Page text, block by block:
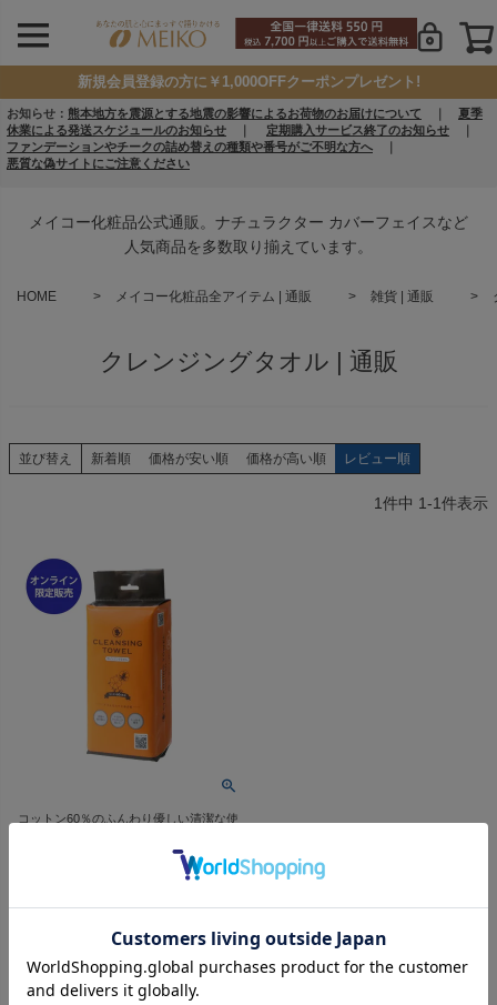
新規会員登録の方に￥1,000OFFクーポンプレゼント!
お知らせ： 熊本地方を震源とする地震の影響によるお荷物のお届けについて
夏季
休業による発送スケジュールのお知らせ
定期購入サービス終了のお知らせ
ファンデーションやチークの詰め替えの種類や番号がご不明な方へ
悪質な偽サイトにご注意ください
メイコー化粧品公式通販。ナチュラクター カバーフェイスなど
人気商品を多数取り揃えています。
HOME メイコー化粧品全アイテム | 通販 雑貨 | 通販
クレンジングタオル | 通販
並び替え 新着順 価格が安い順 価格が高い順 レビュー順
1件中 1-1件表示
コットン60％のふんわり優しい清潔な使
クレンジングタオル 60枚入り
コットン60％！使い捨て出来る
クレンジングタオル。
カートに入れる